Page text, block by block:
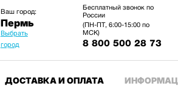
Ваш город:
Пермь
Выбрать
город
Бесплатный звонок по
России
(ПН-ПТ, 6:00-15:00 по
МСК)
8 800 500 28 73
ДОСТАВКА И ОПЛАТА